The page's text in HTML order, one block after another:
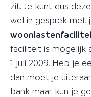
zit. Je kunt dus
wel in gesprek met
faciliteit is mogelijk
1 juli 2009. Heb je
dan moet je
bank maar kun je